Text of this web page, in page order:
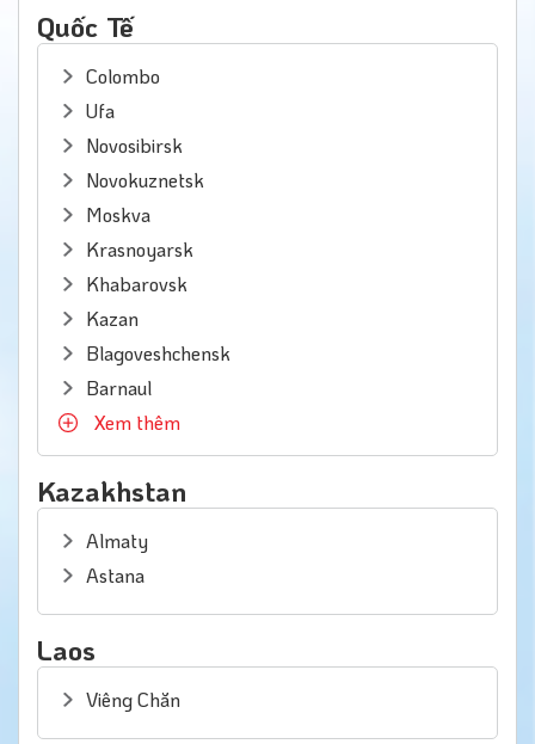
Quốc Tế
Colombo
Ufa
Novosibirsk
Novokuznetsk
Moskva
Krasnoyarsk
Khabarovsk
Kazan
Blagoveshchensk
Barnaul
Xem thêm
Kazakhstan
Almaty
Astana
Laos
Viêng Chăn